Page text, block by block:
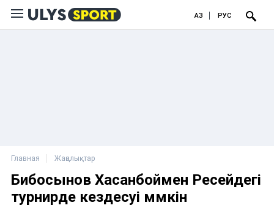
ҚАЗ РУС
Главная Жаңалықтар
Бибосынов Хасанбоймен Ресейдегі
турнирде кездесуі мүмкін